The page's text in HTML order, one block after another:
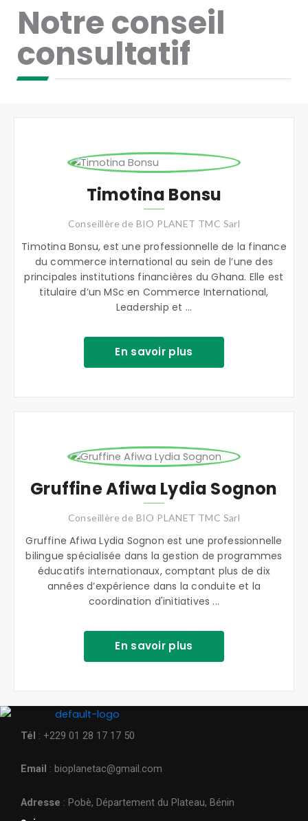
Notre conseil
consultatif
Timotina Bonsu
Conseillère de BIO PLANET TMC Sarl
Timotina Bonsu, est une professionnelle de la finance
du commerce international au sein de l’une des
principales institutions financières du Ghana. Elle est
titulaire d’un MSc en Commerce International,
Leadership et ...
En savoir plus
Gruffine Afiwa Lydia Sognon
Conseillère de BIO PLANET TMC Sarl
Gruffine Afiwa Lydia Sognon est une professionnelle
bilingue spécialisée dans la gestion de programmes
éducatifs internationaux, comptant plus de dix
années d’expérience dans la conduite et la
coordination d'initiatives ...
En savoir plus
Tél : +229 01 28 17 17 50
Email : bioplanetac@gmail.com
Adresse : Pobè, Département du Plateau, Bénin